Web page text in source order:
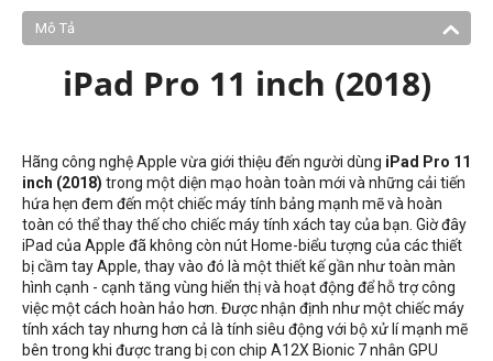
Mô Tả
iPad Pro 11 inch (2018)
Hãng công nghệ Apple vừa giới thiệu đến người dùng iPad Pro 11
inch (2018) trong một diện mạo hoàn toàn mới và những cải tiến
hứa hẹn đem đến một chiếc máy tính bảng mạnh mẽ và hoàn
toàn có thể thay thế cho chiếc máy tính xách tay của bạn. Giờ đây
iPad của Apple đã không còn nút Home-biểu tượng của các thiết
bị cầm tay Apple, thay vào đó là một thiết kế gần như toàn màn
hình cạnh - cạnh tăng vùng hiển thị và hoạt động để hỗ trợ công
việc một cách hoàn hảo hơn. Được nhận định như một chiếc máy
tính xách tay nhưng hơn cả là tính siêu động với bộ xử lí mạnh mẽ
bên trong khi được trang bị con chip A12X Bionic 7 nhân GPU